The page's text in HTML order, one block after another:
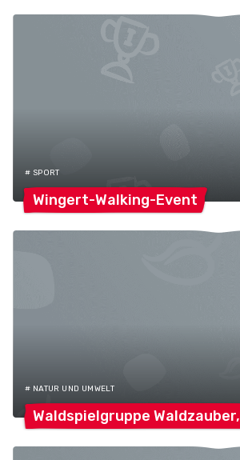
# SPORT
Wingert-Walking-Event
# NATUR UND UMWELT
Waldspielgruppe Waldzauber,